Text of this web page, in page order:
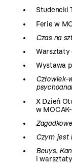
Studencki
Ferie w
Czas na
Warsztaty
Wystawa
Człowiek-
X Dzień
w
Czym jest
Beuys,
i